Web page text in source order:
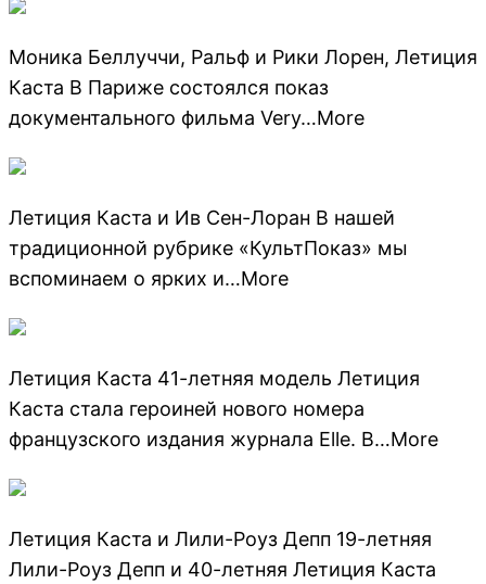
Моника Беллуччи, Ральф и Рики Лорен, Летиция
Каста В Париже состоялся показ
документального фильма Very…More
Летиция Каста и Ив Сен-Лоран В нашей
традиционной рубрике «КультПоказ» мы
вспоминаем о ярких и…More
Летиция Каста 41-летняя модель Летиция
Каста стала героиней нового номера
французского издания журнала Elle. В…More
Летиция Каста и Лили-Роуз Депп 19-летняя
Лили-Роуз Депп и 40-летняя Летиция Каста